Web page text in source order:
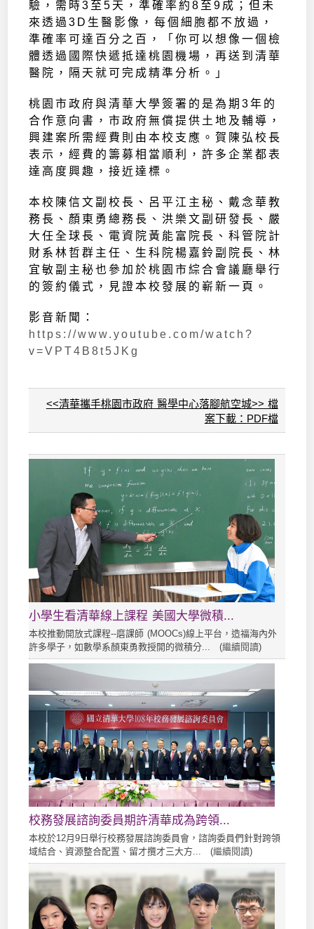
驗，需時3至5天，準確率約8至9成；但未
來透過3D生醫影像，每個細胞都不放過，
準確率可達百分之百，「你可以想像一個檢
體透過國際快遞抵達桃園機場，再送到清華
醫院，隔天就可完成精準分析。」
桃園市政府與清華大學簽署的是為期3年的
合作意向書，市政府無償提供土地及輔導，
興建案所需經費則由本校支應。賀陳弘校長
表示，經費的籌募相當順利，許多企業都表
達高度興趣，接近達標。
本校陳信文副校長、呂平江主秘、戴念華教
務長、顏東勇總務長、洪樂文副研發長、嚴
大任全球長、電資院黃能富院長、科管院計
財系林哲群主任、生科院楊嘉鈴副院長、林
宜敏副主秘也參加於桃園市綜合會議廳舉行
的簽約儀式，見證本校發展的嶄新一頁。
影音新聞：
https://www.youtube.com/watch?
v=VPT4B8t5JKg
<<清華攜手桃園市政府 醫學中心落腳航空城>> 檔
案下載： PDF檔
小學生看清華線上課程 美國大學微積...
本校推動開放式課程--磨課師 (MOOCs)線上平台，造福海內外
許多學子，如數學系顏東勇教授開的微積分... (繼續閱讀)
校務發展諮詢委員期許清華成為跨領...
本校於12月9日舉行校務發展諮詢委員會，諮詢委員們針對跨領
域結合、資源整合配置、留才攬才三大方... (繼續閱讀)